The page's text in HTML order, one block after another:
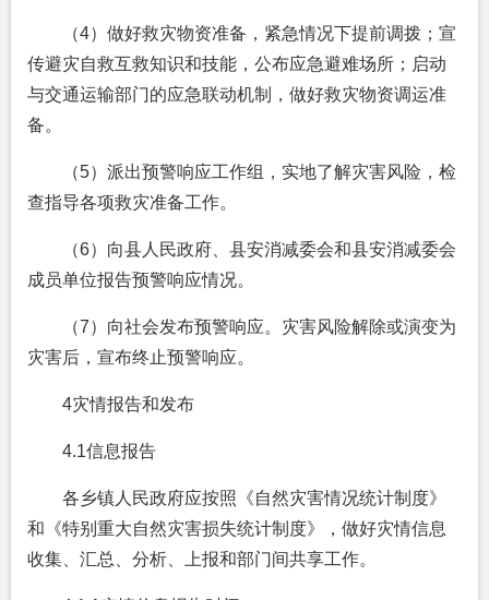
（4）做好救灾物资准备，紧急情况下提前调拨；宣
传避灾自救互救知识和技能，公布应急避难场所；启动
与交通运输部门的应急联动机制，做好救灾物资调运准
备。
（5）派出预警响应工作组，实地了解灾害风险，检
查指导各项救灾准备工作。
（6）向县人民政府、县安消减委会和县安消减委会
成员单位报告预警响应情况。
（7）向社会发布预警响应。灾害风险解除或演变为
灾害后，宣布终止预警响应。
4灾情报告和发布
4.1信息报告
各乡镇人民政府应按照《自然灾害情况统计制度》
和《特别重大自然灾害损失统计制度》，做好灾情信息
收集、汇总、分析、上报和部门间共享工作。